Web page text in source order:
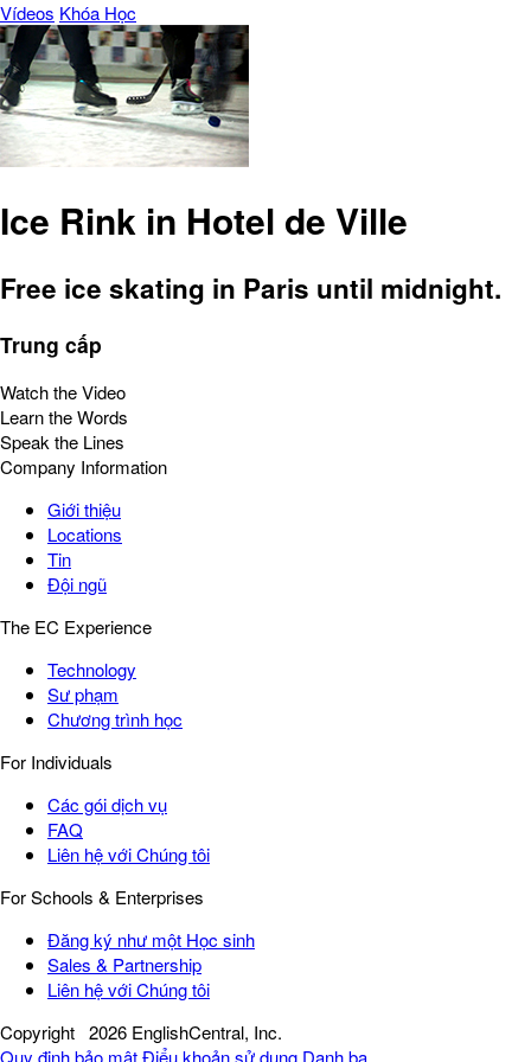
Vídeos Khóa Học
Ice Rink in Hotel de Ville
Free ice skating in Paris until midnight.
Trung cấp
Watch the Video
Learn the Words
Speak the Lines
Company Information
Giới thiệu
Locations
Tin
Đội ngũ
The EC Experience
Technology
Sư phạm
Chương trình học
For Individuals
Các gói dịch vụ
FAQ
Liên hệ với Chúng tôi
For Schools & Enterprises
Đăng ký như một Học sinh
Sales & Partnership
Liên hệ với Chúng tôi
Copyright 2026 EnglishCentral, Inc.